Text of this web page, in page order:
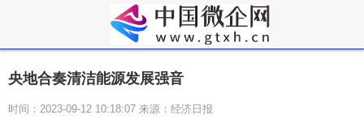
央地合奏清洁能源发展强音
时间：2023-09-12 10:18:07 来源：经济日报